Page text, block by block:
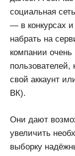
социальная
— в конкурсах
набрать на
компании
пользователей,
свой аккаунт
ВК).
Они дают
увеличить
выборку